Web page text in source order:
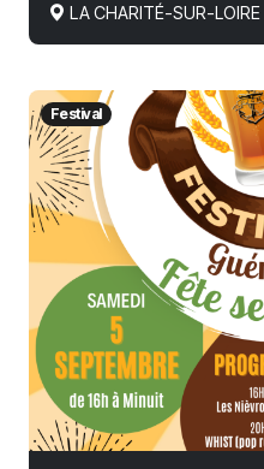
LA CHARITÉ-SUR-LOIRE
Festival